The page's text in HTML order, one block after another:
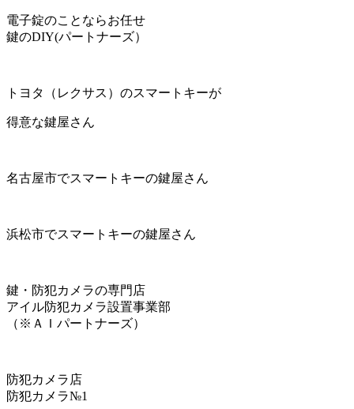
電子錠のことならお任せ
鍵のDIY(パートナーズ）
トヨタ（レクサス）のスマートキーが
得意な鍵屋さん
名古屋市でスマートキーの鍵屋さん
浜松市でスマートキーの鍵屋さん
鍵・防犯カメラの専門店
アイル防犯カメラ設置事業部
（※ＡＩパートナーズ）
防犯カメラ店
防犯カメラ№1